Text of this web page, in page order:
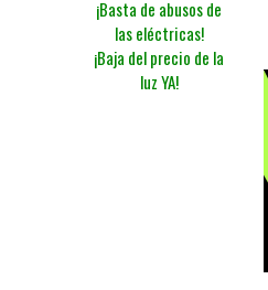
¡Basta de abusos de
las eléctricas!
¡Baja del precio de la
luz YA!